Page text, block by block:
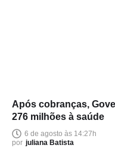
Após cobranças,
276 milhões à saúde
6 de agosto às 14:27h
por juliana Batista